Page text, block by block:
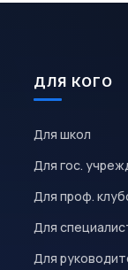
ДЛЯ КОГО
Для школ
Для гос.
Для проф.
Для
Для